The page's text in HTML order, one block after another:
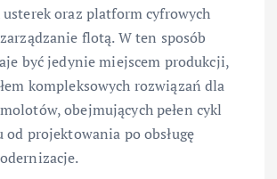
oraz platform cyfrowych
flotą. W ten sposób
być jedynie miejscem produkcji,
kompleksowych rozwiązań dla
obejmujących pełen cykl
od projektowania po obsługę